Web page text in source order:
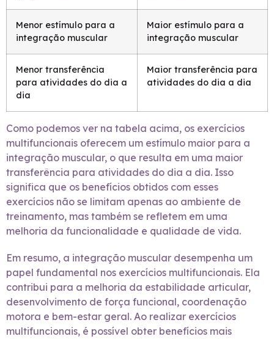
Menor estímulo para a
integração muscular
Maior estímulo para a
integração muscular
Menor transferência
para atividades do dia a
dia
Maior transferência para
atividades do dia a dia
Como podemos ver na tabela acima, os exercícios
multifuncionais oferecem um estímulo maior para a
integração muscular, o que resulta em uma maior
transferência para atividades do dia a dia. Isso
significa que os benefícios obtidos com esses
exercícios não se limitam apenas ao ambiente de
treinamento, mas também se refletem em uma
melhoria da funcionalidade e qualidade de vida.
Em resumo, a integração muscular desempenha um
papel fundamental nos exercícios multifuncionais. Ela
contribui para a melhoria da estabilidade articular,
desenvolvimento de força funcional, coordenação
motora e bem-estar geral. Ao realizar exercícios
multifuncionais, é possível obter benefícios mais